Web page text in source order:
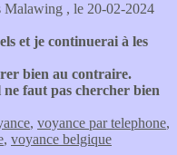
Malawing , le 20-02-2024
et je continuerai à les
bien au contraire.
ne faut pas chercher bien
, voyance par telephone,
, voyance belgique